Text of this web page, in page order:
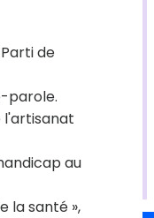
de
parole.
l'artisanat
au
la santé »,